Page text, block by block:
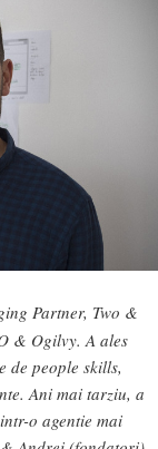
Partner, Two &
& Ogilvy. A ales
de people skills,
Ani mai tarziu, a
o agentie mai